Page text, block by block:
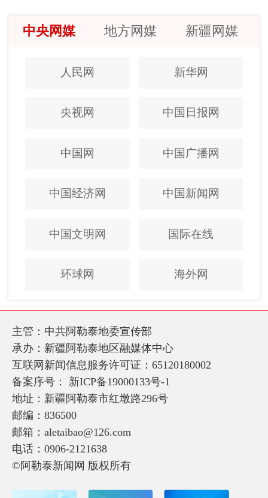
中央网媒 地方网媒 新疆网媒
人民网 新华网
央视网 中国日报网
中国网 中国广播网
中国经济网 中国新闻网
中国文明网 国际在线
环球网 海外网
主管：中共阿勒泰地委宣传部
承办：新疆阿勒泰地区融媒体中心
互联网新闻信息服务许可证：65120180002
备案序号： 新ICP备19000133号-1
地址：新疆阿勒泰市红墩路296号
邮编：836500
邮箱：aletaibao@126.com
电话：0906-2121638
©阿勒泰新闻网 版权所有